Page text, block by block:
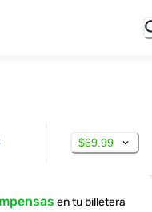
$69.99
en tu billetera